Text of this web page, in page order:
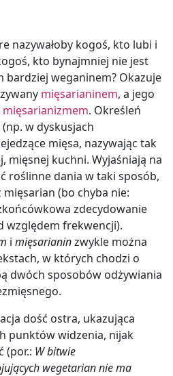
nazywałoby kogoś, kto lubi i
kto bynajmniej nie jest
weganinem? Okazuje
mięsarianinem, a jego
mięsarianizmem. Określeń
w dyskusjach
mięsa, nazywając tak
mięsnej kuchni. Wyjaśniają na
roślinne dania w taki sposób,
mięsarian (bo chyba nie:
zdecydowanie
względem frekwencji).
i mięsarianinzwykle można
w których chodzi o
dwóch sposobów odżywiania
dość ostra, ukazująca
punktów widzenia, nijak
(por.: W bitwie
wegetarian nie ma